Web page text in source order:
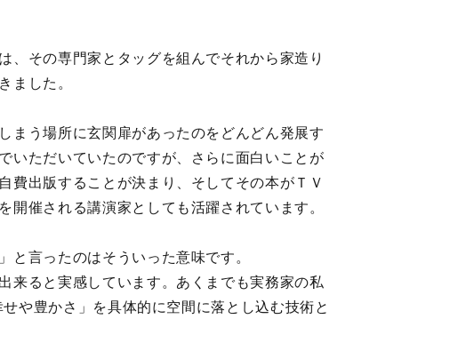
、その専門家とタッグを組んでそれから家造り
ました。
まう場所に玄関扉があったのをどんどん発展す
いただいていたのですが、さらに面白いことが
費出版することが決まり、そしてその本がＴＶ
催される講演家としても活躍されています。
と言ったのはそういった意味です。
来ると実感しています。あくまでも実務家の私
や豊かさ」を具体的に空間に落とし込む技術と